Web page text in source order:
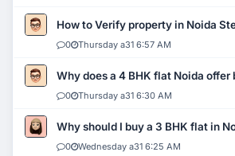
How to Verify property in Noida
0 Thursday a31 6:57 AM
Why does a 4 BHK flat Noida
0 Thursday a31 6:30 AM
Why should I buy a 3 BHK flat in
0 Wednesday a31 6:25 AM